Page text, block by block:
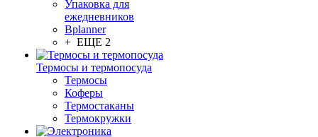
Упаковка для
ежедневников
Bplanner
+ ЕЩЕ 2
Термосы и термопосуда
Термосы
Коферы
Термостаканы
Термокружки